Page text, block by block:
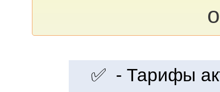
✅ - Тарифы